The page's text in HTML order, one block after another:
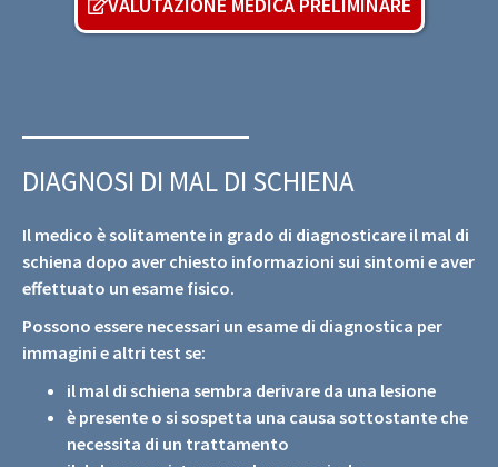
VALUTAZIONE MEDICA PRELIMINARE
DIAGNOSI DI MAL DI SCHIENA
Il medico è solitamente in grado di diagnosticare il mal di
schiena dopo aver chiesto informazioni sui sintomi e aver
effettuato un esame fisico.
Possono essere necessari un esame di diagnostica per
immagini e altri test se:
il mal di schiena sembra derivare da una lesione
è presente o si sospetta una causa sottostante che
necessita di un trattamento